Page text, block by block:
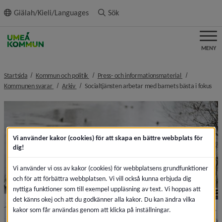
innehållet
Giälah/Kieli/Languages Sök
MENY
Startsida Kommun och politik nivå i brödsmulenavigeringen
Press- och informationsmaterial nivå i
Kommunen svarar nivå i brödsmulenavigeringen
Arkiv nivå i brödsmulenavigeringen
Socialtjänsten arbetar med barnets bästa i fokus
Vi använder kakor (cookies) för att skapa en bättre webbplats för
dig!
Vi använder vi oss av kakor (cookies) för webbplatsens grundfunktioner
och för att förbättra webbplatsen. Vi vill också kunna erbjuda dig
nyttiga funktioner som till exempel uppläsning av text. Vi hoppas att
det känns okej och att du godkänner alla kakor. Du kan ändra vilka
kakor som får användas genom att klicka på inställningar.